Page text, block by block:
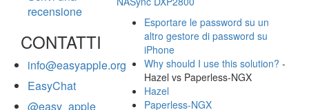
recensione
CONTATTI
info@easyapple.org
EasyChat
@easy_apple
Esportare le password su un
altro gestore di password su
iPhone
Why should I use this solution? -
Hazel vs Paperless-NGX
Hazel
Paperless-NGX